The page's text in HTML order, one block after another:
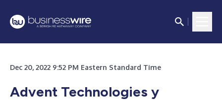
Dec 20, 2022 9:52 PM Eastern Standard Time
Advent Technologies y